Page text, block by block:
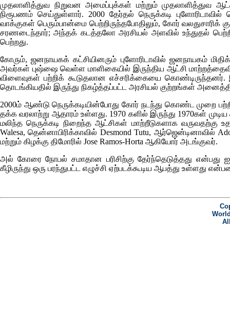
முதலாளித்துவ நிறுவன அமைப்புக்கள் மற்றும் முதலாளித்துவ
நிரூபணம் செய்துள்ளார். 2000 தேர்தல் நெருக்கடி
வாக்குகள் பெரும்பான்மை பெற்றிருந்தபோதிலும், கோர் வலதுசாரிக்
சரணடைந்தார்; அந்தக் கடத்தலோ அரசியல் அளவில் உந்துதல்
பெற்றது.
கோரும், ஜனநாயகக் கட்சியினரும் புளோரிடாவில் ஜனநாயகம்
அவர்கள் புஷ்ஷை வெள்ள மாளிகையில் இருந்திய ஆட்சி
விளைவுகள் பற்றிக் கூடுதலான எச்சரிக்கையை
தொடங்கியதில் இருந்து நிகழ்த்தப்பட்ட அரசியல் குற்றங்கள்
2000ம் ஆண்டு நெருக்கடியின்போது கோர் நடந்து கொண்ட முறை
தக்க வரலாற்று ஆதாரம் உள்ளது. 1970 களில் இருந்து 1970கள்
மலிந்த நெருக்கடி நிறைந்த ஆட்சிகள் மாற்றீடுகளாக வருவதற்கு
Walesa, தென்னாபிரிக்காவில் Desmond Tutu, ஆர்ஜென்டினாவில்
மற்றும் கிழக்கு திமோரில் Jose Ramos-Horta ஆகியோர் அடங்குவர்.
அல் கோரை நோபல் சமாதான பரிசிற்கு தேர்ந்தெடுத்தது என்பது
கீழிருந்து ஒரு பரந்துபட்ட எழுச்சி ஏற்படக்கூடிய ஆபத்து உள்ளது